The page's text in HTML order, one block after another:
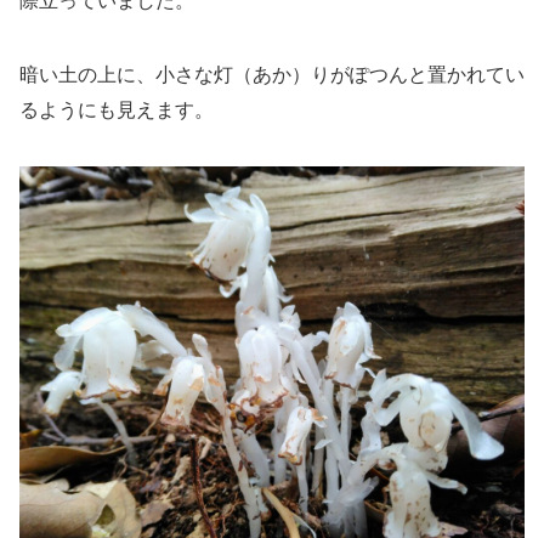
暗い土の上に、小さな灯（あか）りがぽつんと置かれてい
るようにも見えます。